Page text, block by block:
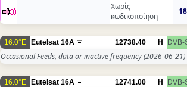
Χωρίς
κωδικοποίηση
16.0°E Eutelsat 16A 12738.40 H DVB-
Occasional Feeds, data or inactive frequency(2026-06-21)
16.0°E Eutelsat 16A 12741.00 H DVB-